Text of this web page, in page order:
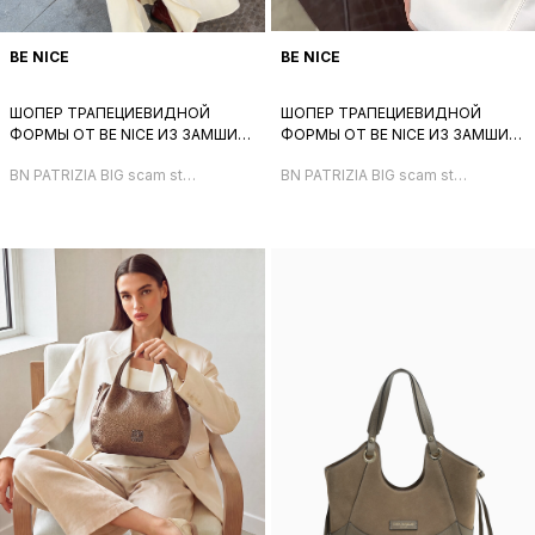
BE NICE
ШОПЕР ТРАПЕЦИЕВИДНОЙ
ФОРМЫ ОТ BE NICE ИЗ ЗАМШИ
ТИСНЕНИЕМ ПОД ЖИРАФА
BN PATRIZIA BIG scam st
BE NICE
ШОПЕР ТРАПЕЦИЕВИДНОЙ
ФОРМЫ ОТ BE NICE ИЗ ЗАМШИ
ТИСНЕНИЕМ ПОД ЖИРАФА
BN PATRIZIA BIG scam st